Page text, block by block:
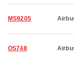
MS9205
OS748